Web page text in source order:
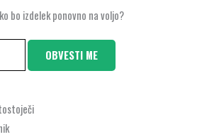
bo izdelek ponovno na voljo?
OBVESTI ME